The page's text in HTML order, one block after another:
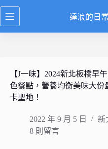
跳
至
達浪的日
【J一味】2024新北板橋早
色餐點，營養均衡美味大份
卡聖地！
2022 年 9 月 5 日 新
8 則留言